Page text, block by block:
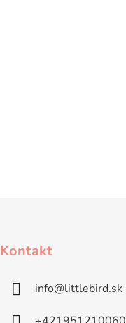
Kontakt
info@littlebird.sk